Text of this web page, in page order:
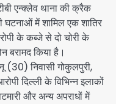
एन्क्लेव थाना की क्रैक
घटनाओं में शामिल एक शातिर
के कब्जे से दो चोरी के
बरामद किया है।
(30) निवासी गोकुलपुरी,
दिल्ली के विभिन्न इलाकों
और अन्य अपराधों में